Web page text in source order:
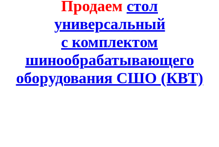
Продаем стол
универсальный
с комплектом
шинообрабатывающего
оборудования СШО (КВТ)